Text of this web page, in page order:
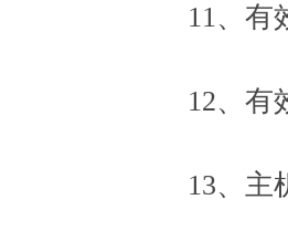
11、有效
12、有效
13、主机